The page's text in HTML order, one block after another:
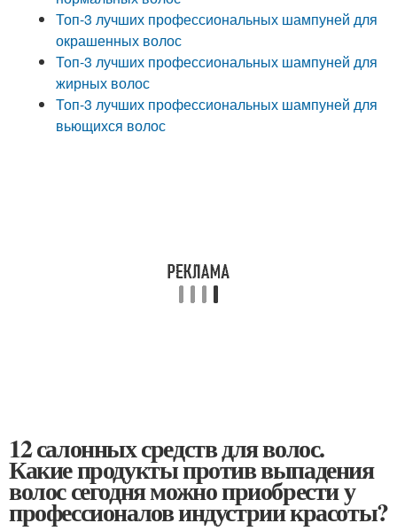
Топ-3 лучших профессиональных шампуней для
окрашенных волос
Топ-3 лучших профессиональных шампуней для
жирных волос
Топ-3 лучших профессиональных шампуней для
вьющихся волос
12 салонных средств для волос.
Какие продукты против выпадения
волос сегодня можно приобрести у
профессионалов индустрии красоты?